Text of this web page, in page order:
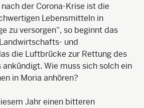
der Corona-Krise ist die
Lebensmitteln in
zu versorgen“, so beginnt das
und
die Luftbrücke zur Rettung des
Wie muss sich solch ein
in Moria anhören?
Jahr einen bitteren